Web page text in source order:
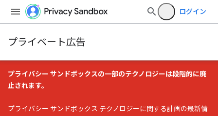
ログイン
プライベート広告
プライバシー サンドボックスの一部のテクノロジーは段階的に廃
止されます。
プライバシー サンドボックス テクノロジーに関する計画の最新情